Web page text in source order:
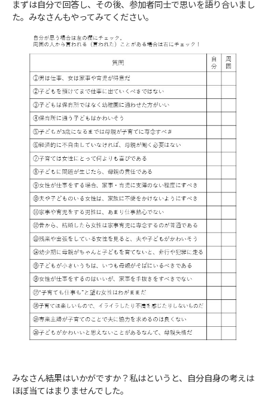
まずは自分で回答し、その後、参加者同士で思いを語り合いまし
た。みなさんもやってみてください。
みなさん結果はいかがですか？私はというと、自分自身の考えは
ほぼ当てはまりませんでした。